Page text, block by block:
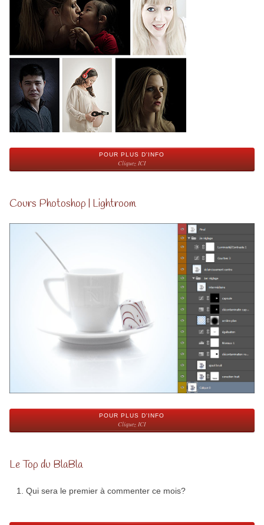
POUR PLUS D'INFO
Cliquez ICI
Cours Photoshop | Lightroom
POUR PLUS D'INFO
Cliquez ICI
Le Top du BlaBla
Qui sera le premier à commenter ce mois?